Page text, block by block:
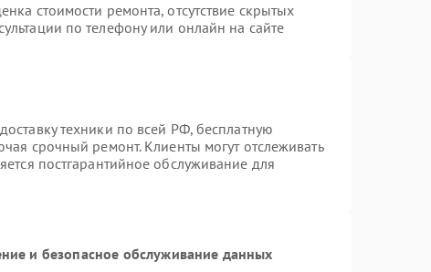
стоимости ремонта, отсутствие скрытых
по телефону или онлайн на сайте
техники по всей РФ, бесплатную
срочный ремонт. Клиенты могут отслеживать
постгарантийное обслуживание для
и безопасное обслуживание данных